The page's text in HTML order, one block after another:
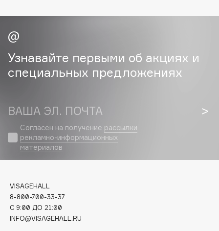
C
Cadence
Capelli Dorati
Catrice
Celimax
Cettua
Chupa Chups
Clinique
Clive Christian
Узнавайте первыми об акциях и
специальных предложениях
ВАША ЭЛ. ПОЧТА
Согласен на получение рассылки
рекламно-информационных
материалов
VISAGEHALL
8-800-700-33-37
C 9:00 ДО 21:00
INFO@VISAGEHALL.RU